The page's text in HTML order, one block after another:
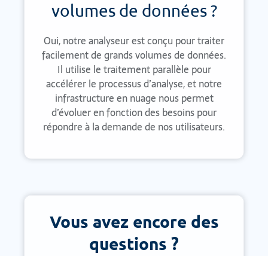
volumes de données ?
Oui, notre analyseur est conçu pour traiter
facilement de grands volumes de données.
Il utilise le traitement parallèle pour
accélérer le processus d’analyse, et notre
infrastructure en nuage nous permet
d’évoluer en fonction des besoins pour
répondre à la demande de nos utilisateurs.
Vous avez encore des
questions ?